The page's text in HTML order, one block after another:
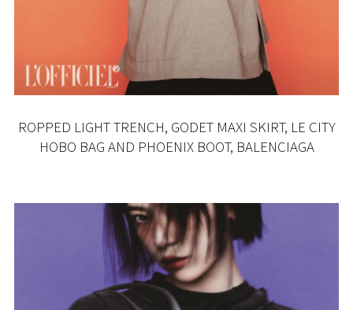
ROPPED LIGHT TRENCH, GODET MAXI SKIRT, LE CITY
HOBO BAG AND PHOENIX BOOT, BALENCIAGA